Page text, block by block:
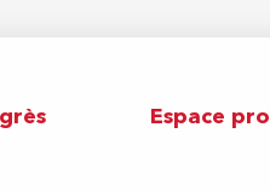
Espace pro